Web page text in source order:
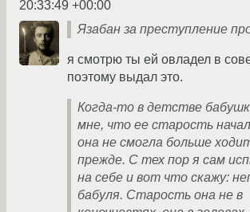
20:33:49 +00:00
Язабан за преступление
я смотрю ты ей овладел в
поэтому выдал это.
Когда-то в детстве
мне, что ее старость
она не смогла больше
прежде. С тех пор я сам
на себе и вот что скажу:
бабуля. Старость она не в